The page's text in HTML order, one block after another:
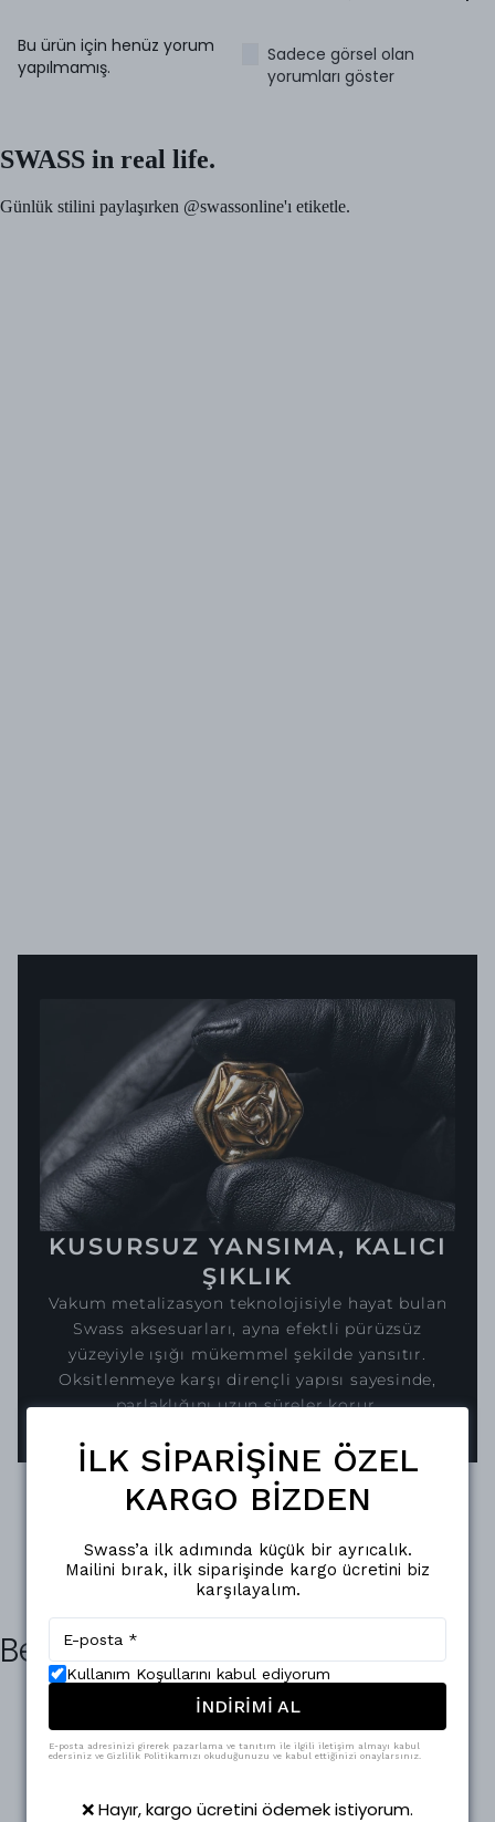
Bu ürün için henüz yorum
yapılmamış.
Sadece görsel olan
yorumları göster
KUSURSUZ YANSIMA, KALICI
ŞIKLIK
Vakum metalizasyon teknolojisiyle hayat bulan
Swass aksesuarları, ayna efektli pürüzsüz
yüzeyiyle ışığı mükemmel şekilde yansıtır.
Oksitlenmeye karşı dirençli yapısı sayesinde,
parlaklığını uzun süreler korur.
Benzer Ürünler
İLK SİPARİŞİNE ÖZEL
KARGO BİZDEN
Swass’a ilk adımında küçük bir ayrıcalık.
Mailini bırak, ilk siparişinde kargo ücretini biz
karşılayalım.
Kullanım Koşullarını kabul ediyorum
İNDİRİMİ AL
E-posta adresinizi girerek pazarlama ve tanıtım ile ilgili iletişim almayı kabul
edersiniz ve Gizlilik Politikamızı okuduğunuzu ve kabul ettiğinizi onaylarsınız.
❌ Hayır, kargo ücretini ödemek istiyorum.